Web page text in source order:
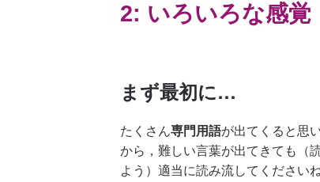
2: いろいろな感覚
まず最初に…
たくさん専門用語が出てくると思
から，難しい言葉が出てきても（
よう）適当に読み流してください